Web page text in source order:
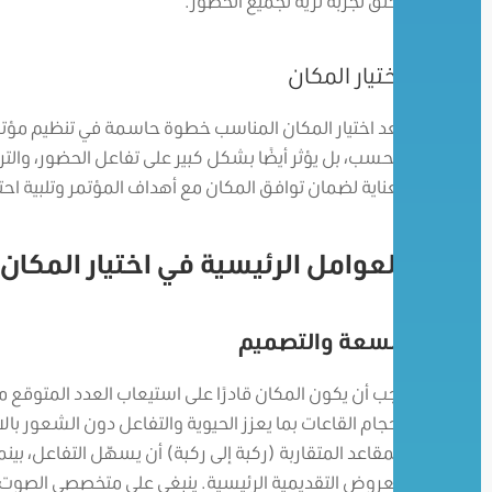
اختيار المكان
يعد اختيار المكان المناسب خطوة حاسمة في تنظيم
فحسب، بل يؤثر أيضًا بشكل كبير على تفاعل الحضور،
بعناية لضمان توافق المكان مع أهداف المؤتمر وتلبية
العوامل الرئيسية في اختيار المكان
السعة والتصميم
يجب أن يكون المكان قادرًا على استيعاب العدد
أحجام القاعات بما يعزز الحيوية والتفاعل دون
المقاعد المتقاربة (ركبة إلى ركبة) أن يسهّل
العروض التقديمية الرئيسية. ينبغي على متخصصي